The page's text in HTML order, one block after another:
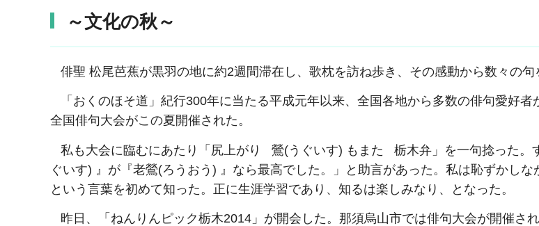
～文化の秋～
俳聖 松尾芭蕉が黒羽の地に約2週間滞在し、歌枕を訪ね歩き、その感動から数々の句
「おくのほそ道」紀行300年に当たる平成元年以来、全国各地から多数の俳句愛好者
全国俳句大会がこの夏開催された。
私も大会に臨むにあたり「尻上がり 鶯(うぐいす) もまた 栃木弁」を一句捻った。
ぐいす) 』が『老鶯(ろうおう) 』なら最高でした。」と助言があった。私は恥ずかしな
という言葉を初めて知った。正に生涯学習であり、知るは楽しみなり、となった。
昨日、「ねんりんピック栃木2014」が開会した。那須烏山市では俳句大会が開催さ